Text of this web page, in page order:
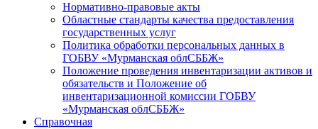
Нормативно-правовые акты
Областные стандарты качества предоставления
государственных услуг
Политика обработки персональных данных в
ГОБВУ «Мурманская облСББЖ»
Положение проведения инвентаризации активов и
обязательств и Положение об
инвентаризационной комиссии ГОБВУ
«Мурманская облСББЖ»
Справочная